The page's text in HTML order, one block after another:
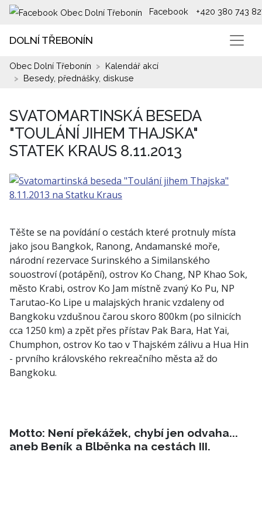
Facebook +420 380 743
DOLNÍ TŘEBONÍN
Obec Dolní Třebonín
Kalendář akcí
Besedy, přednášky, diskuse
SVATOMARTINSKÁ BESEDA
"TOULÁNÍ JIHEM THAJSKA"
STATEK KRAUS 8.11.2013
Těšte se na povídání o cestách které protnuly místa
jako jsou Bangkok, Ranong, Andamanské moře,
národní rezervace Surinského a Similanského
souostroví (potápění), ostrov Ko Chang, NP Khao Sok,
město Krabi, ostrov Ko Jam místně zvaný Ko Pu, NP
Tarutao-Ko Lipe u malajských hranic vzdaleny od
Bangkoku vzdušnou čarou skoro 800km (po silnicích
cca 1250 km) a zpět přes přístav Pak Bara, Hat Yai,
Chumphon, ostrov Ko tao v Thajském zálivu a Hua Hin
- prvního královského rekreačního města až do
Bangkoku.
Motto: Není překážek, chybí jen odvaha...
aneb Beník a Blběnka na cestách III.